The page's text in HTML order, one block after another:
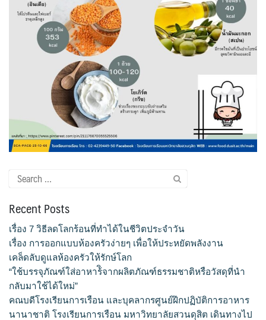
คู่มือนักศึกษา
จำนวนบุคลากรและนักศึกษาโรงเรียนการเรือน
ทำเนียบคณบดี
ทิศทางการดำเนินงานของมหาวิทยาลัยสวนดุสิต
ทุนการศึกษา
นักศึกษา
บันทึกเทปกิจกรรม
บุคลากรสายวิชาการ
บุคลากรสายสนับสนุนวิชาการ
ประวัติ วิสัยทัศน์ พันธกิจ โรงเรียนการเรือน
Search
for:
Recent Posts
เรื่อง 7 วิธีลดโลกร้อนที่ทำได้ในชีวิตประจำวัน
เรื่อง การออกแบบห้องครัวง่ายๆ เพื่อให้ประหยัดพลังงาน
เคล็ดลับดูแลห้องครัวให้รักษ์โลก
“ใช้บรรจุภัณฑ์ใส่อาหาร้ิจากผลิตภัณฑ์ธรรมชาติหรือวัสดุที่นำ
กลับมาใช้ได้ใหม่”
คณบดีโรงเรียนการเรือน และบุคลากรศูนย์ฝึกปฏิบัติการอาหาร
นานาชาติ โรงเรียนการเรือน มหาวิทยาลัยสวนดุสิต เดินทางไป